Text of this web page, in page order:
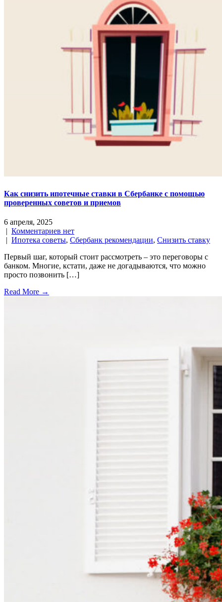
Как снизить ипотечные ставки в Сбербанке с помощью
проверенных советов и приемов
6 апреля, 2025
| Комментариев нет
| Ипотека советы, Сбербанк рекомендации, Снизить ставку
Первый шаг, который стоит рассмотреть – это переговоры с
банком. Многие, кстати, даже не догадываются, что можно
просто позвонить […]
Read More →